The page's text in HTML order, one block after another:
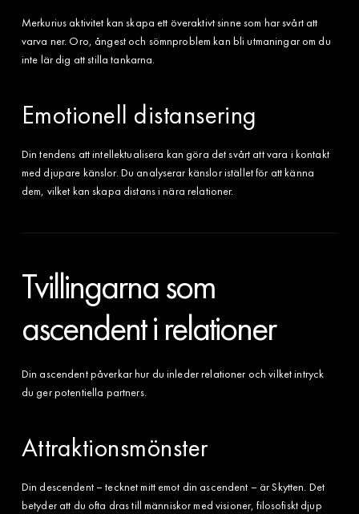
Merkurius aktivitet kan skapa ett överaktivt sinne som har svårt att
varva ner. Oro, ångest och sömnproblem kan bli utmaningar om du
inte lär dig att stilla tankarna.
Emotionell distansering
Din tendens att intellektualisera kan göra det svårt att vara i kontakt
med djupare känslor. Du analyserar känslor istället för att känna
dem, vilket kan skapa distans i nära relationer.
Tvillingarna som
ascendent i relationer
Din ascendent påverkar hur du inleder relationer och vilket intryck
du ger potentiella partners.
Attraktionsmönster
Din descendent – tecknet mitt emot din ascendent – är Skytten. Det
betyder att du ofta dras till människor med visioner, filosofiskt djup